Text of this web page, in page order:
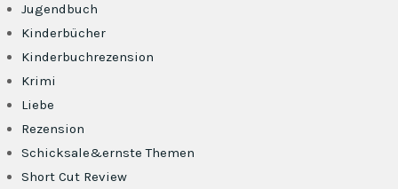
Jugendbuch
Kinderbücher
Kinderbuchrezension
Krimi
Liebe
Rezension
Schicksale&ernste Themen
Short Cut Review